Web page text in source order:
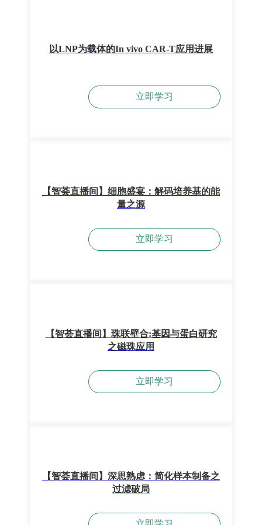
以LNP为载体的In vivo CAR-T应用进展
立即学习
【智荟直播间】细胞盛宴：解码培养基的能
量之源
立即学习
【智荟直播间】珠联壁合:基因与蛋白研究
之磁珠应用
立即学习
【智荟直播间】深思熟虑：简化样本制备之
过滤破局